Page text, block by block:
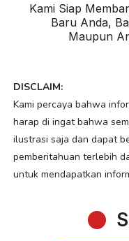
Kami Siap
Baru Anda,
Maupun
DISCLAIM:
Kami percaya bahwa
harap di ingat bahwa
ilustrasi saja dan dapat
pemberitahuan terlebih
untuk mendapatkan